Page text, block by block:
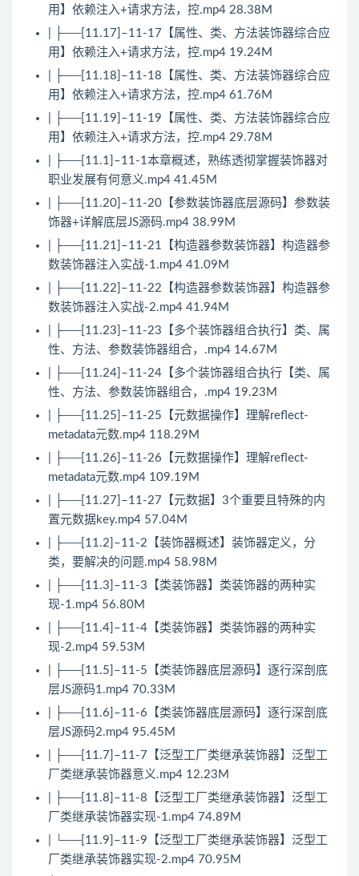
用】依赖注入+请求方法，控.mp4 28.38M
| ├──[11.17]–11-17【属性、类、方法装饰器综合应
用】依赖注入+请求方法，控.mp4 19.24M
| ├──[11.18]–11-18【属性、类、方法装饰器综合应
用】依赖注入+请求方法，控.mp4 61.76M
| ├──[11.19]–11-19【属性、类、方法装饰器综合应
用】依赖注入+请求方法，控.mp4 29.78M
| ├──[11.1]–11-1本章概述，熟练透彻掌握装饰器对
职业发展有何意义.mp4 41.45M
| ├──[11.20]–11-20【参数装饰器底层源码】参数装
饰器+详解底层JS源码.mp4 38.99M
| ├──[11.21]–11-21【构造器参数装饰器】构造器参
数装饰器注入实战-1.mp4 41.09M
| ├──[11.22]–11-22【构造器参数装饰器】构造器参
数装饰器注入实战-2.mp4 41.94M
| ├──[11.23]–11-23【多个装饰器组合执行】类、属
性、方法、参数装饰器组合，.mp4 14.67M
| ├──[11.24]–11-24【多个装饰器组合执行【类、属
性、方法、参数装饰器组合，.mp4 19.23M
| ├──[11.25]–11-25【元数据操作】理解reflect-
metadata元数.mp4 118.29M
| ├──[11.26]–11-26【元数据操作】理解reflect-
metadata元数.mp4 109.19M
| ├──[11.27]–11-27【元数据】3个重要且特殊的内
置元数据key.mp4 57.04M
| ├──[11.2]–11-2【装饰器概述】装饰器定义，分
类，要解决的问题.mp4 58.98M
| ├──[11.3]–11-3【类装饰器】类装饰器的两种实
现-1.mp4 56.80M
| ├──[11.4]–11-4【类装饰器】类装饰器的两种实
现-2.mp4 59.53M
| ├──[11.5]–11-5【类装饰器底层源码】逐行深剖底
层JS源码1.mp4 70.33M
| ├──[11.6]–11-6【类装饰器底层源码】逐行深剖底
层JS源码2.mp4 95.45M
| ├──[11.7]–11-7【泛型工厂类继承装饰器】泛型工
厂类继承装饰器意义.mp4 12.23M
| ├──[11.8]–11-8【泛型工厂类继承装饰器】泛型工
厂类继承装饰器实现-1.mp4 74.89M
| └──[11.9]–11-9【泛型工厂类继承装饰器】泛型工
厂类继承装饰器实现-2.mp4 70.95M